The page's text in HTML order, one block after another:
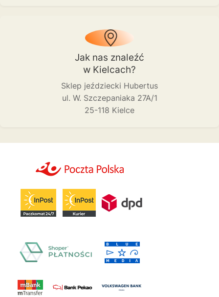
Jak nas znaleźć
w Kielcach?
Sklep jeździecki Hubertus
ul. W. Szczepaniaka 27A/1
25-118 Kielce